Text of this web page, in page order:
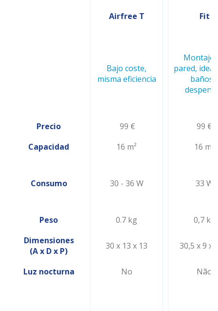
Airfree T Fit
Bajo coste,
misma eficiencia
Montaje
pared,
baños
Precio 99 €
99 €
Capacidad
16 m² 16 m²
Consumo 30 - 36 W 33 W
Peso 0.7 kg
0,7 kg
Dimensiones
(A x D x P)
30 x 13 x 13 30,5 x 9 x
Luz nocturna No Não